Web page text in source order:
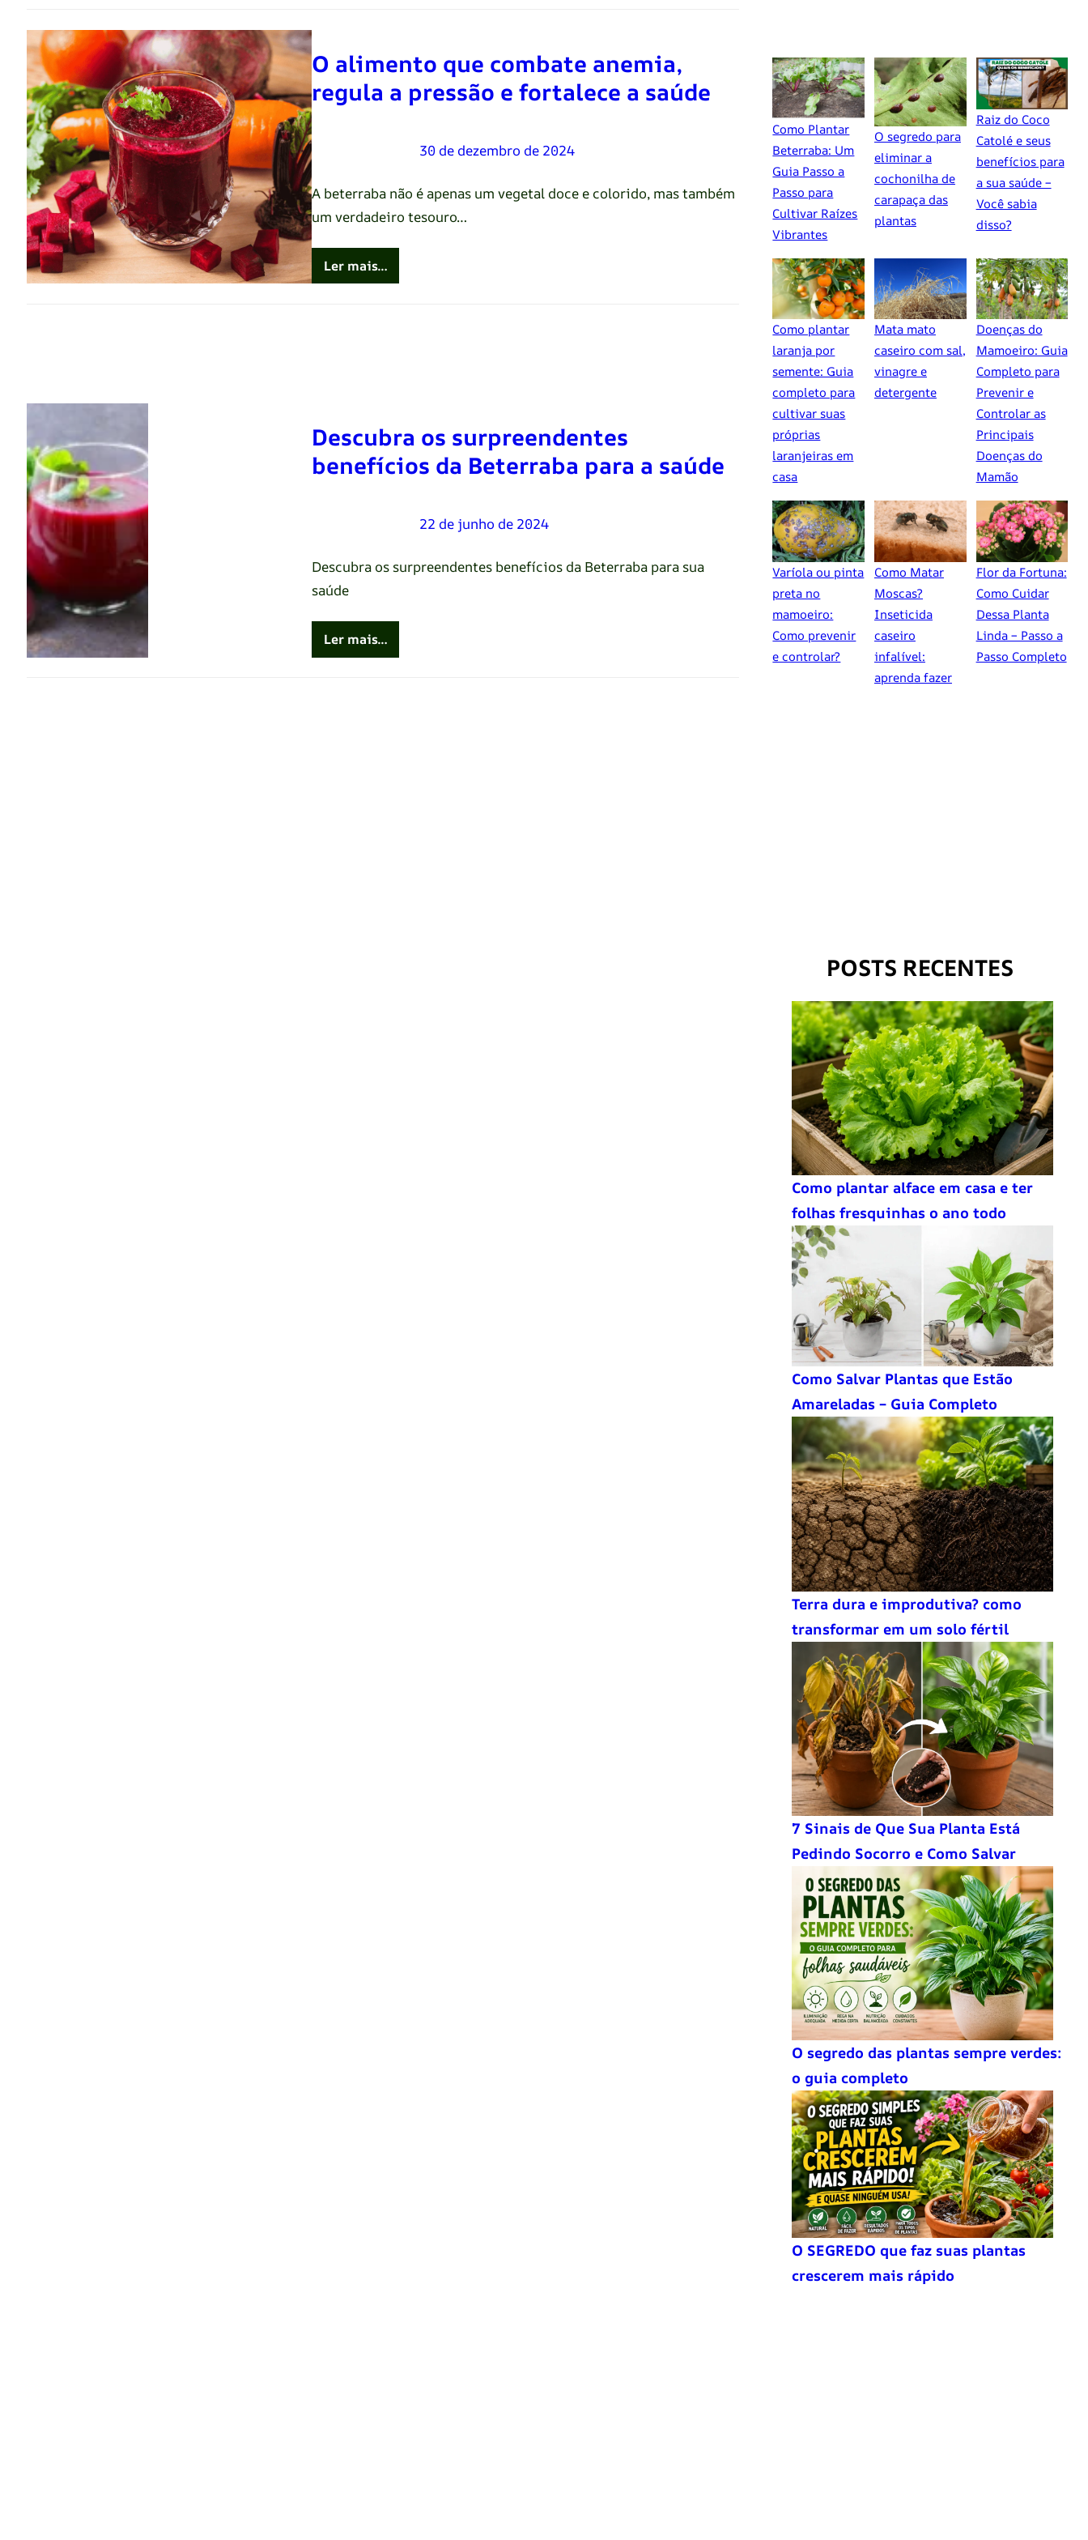
O alimento que combate anemia,
regula a pressão e fortalece a saúde
Renato Oliveira 30 de dezembro de 2024
A beterraba não é apenas um vegetal doce e colorido, mas também
um verdadeiro tesouro…
Ler mais…
Descubra os surpreendentes
benefícios da Beterraba para a saúde
22 de junho de 2024
Descubra os surpreendentes benefícios da Beterraba para sua
saúde
Ler mais…
Como Plantar
Beterraba: Um
Guia Passo a
Passo para
Cultivar Raízes
Vibrantes
O segredo para
eliminar a
cochonilha de
carapaça das
plantas
Raiz do Coco
Catolé e seus
benefícios para
a sua saúde –
Você sabia
disso?
Como plantar
laranja por
semente: Guia
completo para
cultivar suas
próprias
laranjeiras em
casa
Mata mato
caseiro com sal,
vinagre e
detergente
Doenças do
Mamoeiro: Guia
Completo para
Prevenir e
Controlar as
Principais
Doenças do
Mamão
Varíola ou pinta
preta no
mamoeiro:
Como prevenir
e controlar?
Como Matar
Moscas?
Inseticida
caseiro
infalível:
aprenda fazer
Flor da Fortuna:
Como Cuidar
Dessa Planta
Linda – Passo a
Passo Completo
POSTS RECENTES
Como plantar alface em casa e ter
folhas fresquinhas o ano todo
Como Salvar Plantas que Estão
Amareladas – Guia Completo
Terra dura e improdutiva? como
transformar em um solo fértil
7 Sinais de Que Sua Planta Está
Pedindo Socorro e Como Salvar
O segredo das plantas sempre verdes:
o guia completo
O SEGREDO que faz suas plantas
crescerem mais rápido